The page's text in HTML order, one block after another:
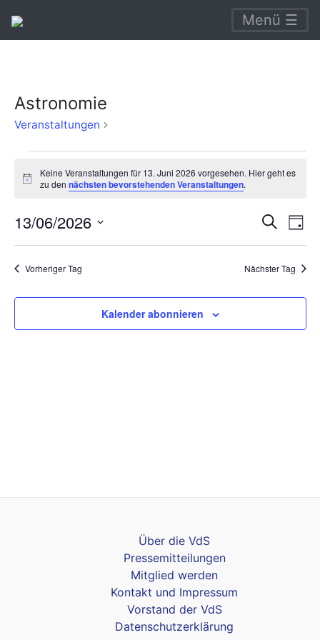
Menü ☰
Astronomie
Veranstaltungen
für
Juni
Hinweis
Keine Veranstaltungen für 13. Juni 2026 vorgesehen. Hier geht es
zu den nächsten bevorstehenden Veranstaltungen.
Suche
und
SucheTag
13/06/2026
Datum
Vorheriger Tag Nächster Tag
Kalender abonnieren
Über die VdS
Pressemitteilungen
Mitglied werden
Kontakt und Impressum
Vorstand der VdS
Datenschutzerklärung